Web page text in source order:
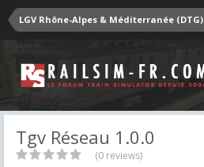
LGV Rhône-Alpes & Méditerranée (DTG)
Tgv Réseau 1.0.0
(0 reviews)